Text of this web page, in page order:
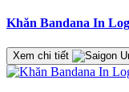
Khăn Bandana In
Xem chi tiết